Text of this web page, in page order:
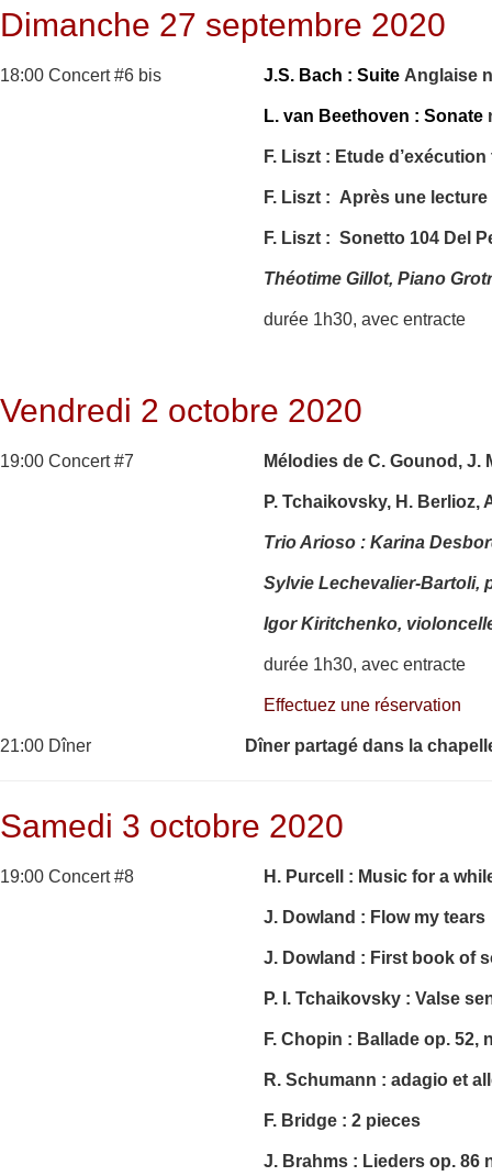
Dimanche 27 septembre 2020
18:00 Concert #6 bis J.S. Bach : Suite Anglaise
L. van Beethoven : Sonate
F. Liszt : Etude
F. Liszt : Après une lecture
F. Liszt : Sonetto 104 Del
Théotime Gillot, Piano
durée 1h30, avec entracte
Vendredi 2 octobre 2020
19:00 Concert #7 Mélodies de C. Gounod, J.
P. Tchaikovsky, H. Berlioz,
Trio Arioso : Karina
Sylvie Lechevalier-Bartoli,
Igor Kiritchenko,
durée 1h30, avec entracte
Effectuez une réservation
21:00 Dîner Dîner partagé dans la
Samedi 3 octobre 2020
19:00 Concert #8 H. Purcell : Music for a
J. Dowland : Flow my tears
J. Dowland : First book of
P. I. Tchaikovsky : Valse
F. Chopin : Ballade op. 52,
R. Schumann : adagio et
F. Bridge : 2 pieces
J. Brahms : Lieders op. 86